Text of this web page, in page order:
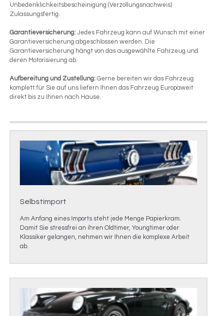
Unbedenklichkeitsbescheinigung (Verzollungsnachweis)
Zulassungsfertig.
Garantieversicherung: Jedes Fahrzeug kann auf Wunsch mit einer
Garantieversicherung abgeschlossen werden. Die
Garantieversicherung hängt von das ausgewählte Fahrzeug und
deren Motorisierung ab.
Aufbereitung und Zustellung: Gerne bereiten wir das Fahrzeug
komplett für Sie auf uns liefern Ihnen das Fahrzeug Europaweit
direkt bis zu Ihnen nach Hause.
Selbstimport
Am Anfang eines Imports steht jede Menge Papierkram.
Damit Sie stressfrei an ihren Oldtimer, Youngtimer oder
Klassiker gelangen, nehmen wir Ihnen die komplexe Arbeit
ab.